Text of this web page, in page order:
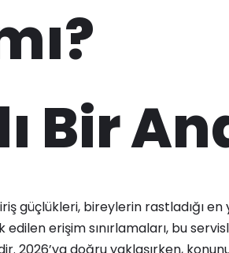
Bir
güçlükleri, bireylerin rastladığı en
erişim sınırlamaları, bu